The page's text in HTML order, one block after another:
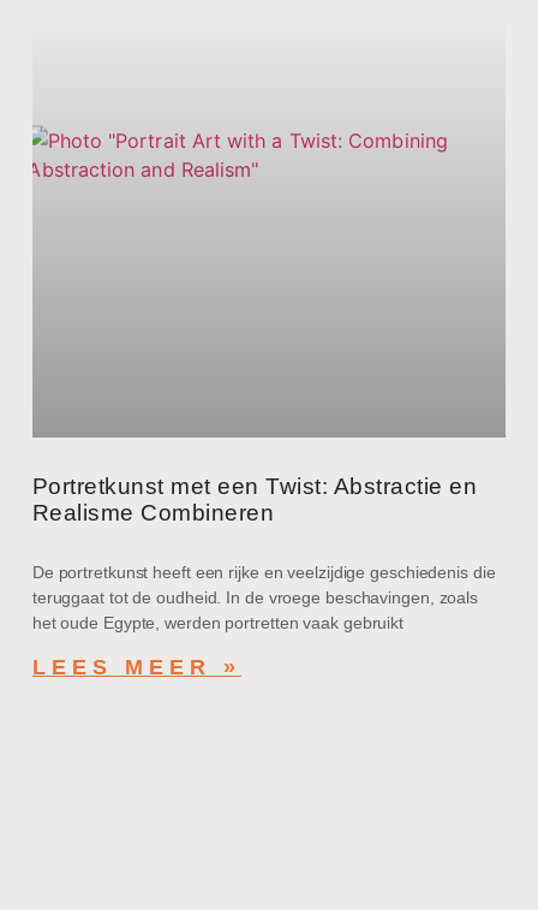
Portretkunst met een Twist: Abstractie en
Realisme Combineren
De portretkunst heeft een rijke en veelzijdige geschiedenis die
teruggaat tot de oudheid. In de vroege beschavingen, zoals
het oude Egypte, werden portretten vaak gebruikt
LEES MEER »